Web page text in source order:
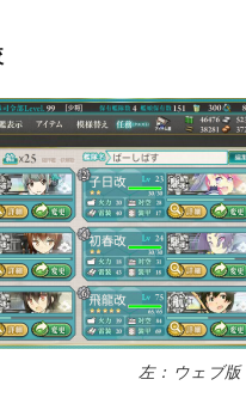
左：ウェブ